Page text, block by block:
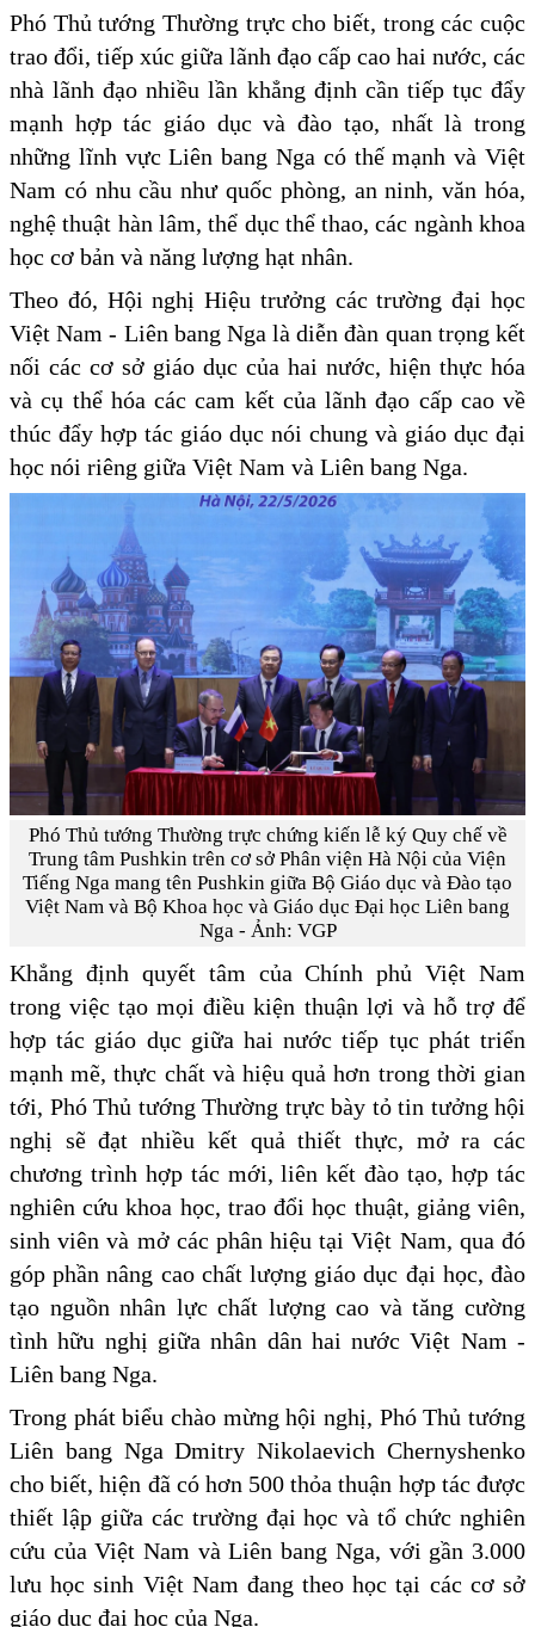
Phó Thủ tướng Thường trực cho biết, trong các cuộc
trao đổi, tiếp xúc giữa lãnh đạo cấp cao hai nước, các
nhà lãnh đạo nhiều lần khẳng định cần tiếp tục đẩy
mạnh hợp tác giáo dục và đào tạo, nhất là trong
những lĩnh vực Liên bang Nga có thế mạnh và Việt
Nam có nhu cầu như quốc phòng, an ninh, văn hóa,
nghệ thuật hàn lâm, thể dục thể thao, các ngành khoa
học cơ bản và năng lượng hạt nhân.
Theo đó, Hội nghị Hiệu trưởng các trường đại học
Việt Nam - Liên bang Nga là diễn đàn quan trọng kết
nối các cơ sở giáo dục của hai nước, hiện thực hóa
và cụ thể hóa các cam kết của lãnh đạo cấp cao về
thúc đẩy hợp tác giáo dục nói chung và giáo dục đại
học nói riêng giữa Việt Nam và Liên bang Nga.
Phó Thủ tướng Thường trực chứng kiến lễ ký Quy chế về
Trung tâm Pushkin trên cơ sở Phân viện Hà Nội của Viện
Tiếng Nga mang tên Pushkin giữa Bộ Giáo dục và Đào tạo
Việt Nam và Bộ Khoa học và Giáo dục Đại học Liên bang
Nga - Ảnh: VGP
Khẳng định quyết tâm của Chính phủ Việt Nam
trong việc tạo mọi điều kiện thuận lợi và hỗ trợ để
hợp tác giáo dục giữa hai nước tiếp tục phát triển
mạnh mẽ, thực chất và hiệu quả hơn trong thời gian
tới, Phó Thủ tướng Thường trực bày tỏ tin tưởng hội
nghị sẽ đạt nhiều kết quả thiết thực, mở ra các
chương trình hợp tác mới, liên kết đào tạo, hợp tác
nghiên cứu khoa học, trao đổi học thuật, giảng viên,
sinh viên và mở các phân hiệu tại Việt Nam, qua đó
góp phần nâng cao chất lượng giáo dục đại học, đào
tạo nguồn nhân lực chất lượng cao và tăng cường
tình hữu nghị giữa nhân dân hai nước Việt Nam -
Liên bang Nga.
Trong phát biểu chào mừng hội nghị, Phó Thủ tướng
Liên bang Nga Dmitry Nikolaevich Chernyshenko
cho biết, hiện đã có hơn 500 thỏa thuận hợp tác được
thiết lập giữa các trường đại học và tổ chức nghiên
cứu của Việt Nam và Liên bang Nga, với gần 3.000
lưu học sinh Việt Nam đang theo học tại các cơ sở
giáo dục đại học của Nga.